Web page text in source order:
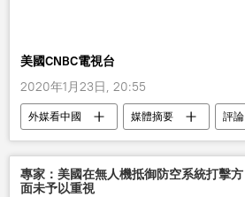
美國CNBC電視台
2020年1月23日, 20:55
外媒看中國 媒體摘要 評論
專家：美國在無人機抵御防空系統打擊方
面未予以重視